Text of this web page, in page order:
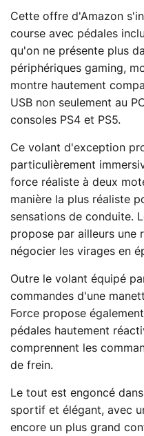
Cette offre d'Amazon
course avec pédales
qu'on ne présente plus
périphériques gaming,
montre hautement
USB non seulement au
consoles PS4 et PS5.
Ce volant d'exception
particulièrement
force réaliste à deux
manière la plus réaliste
sensations de conduite.
propose par ailleurs une
négocier les virages en
Outre le volant équipé
commandes d'une
Force propose
pédales hautement
comprennent les
de frein.
Le tout est engoncé
sportif et élégant, avec
encore un plus grand